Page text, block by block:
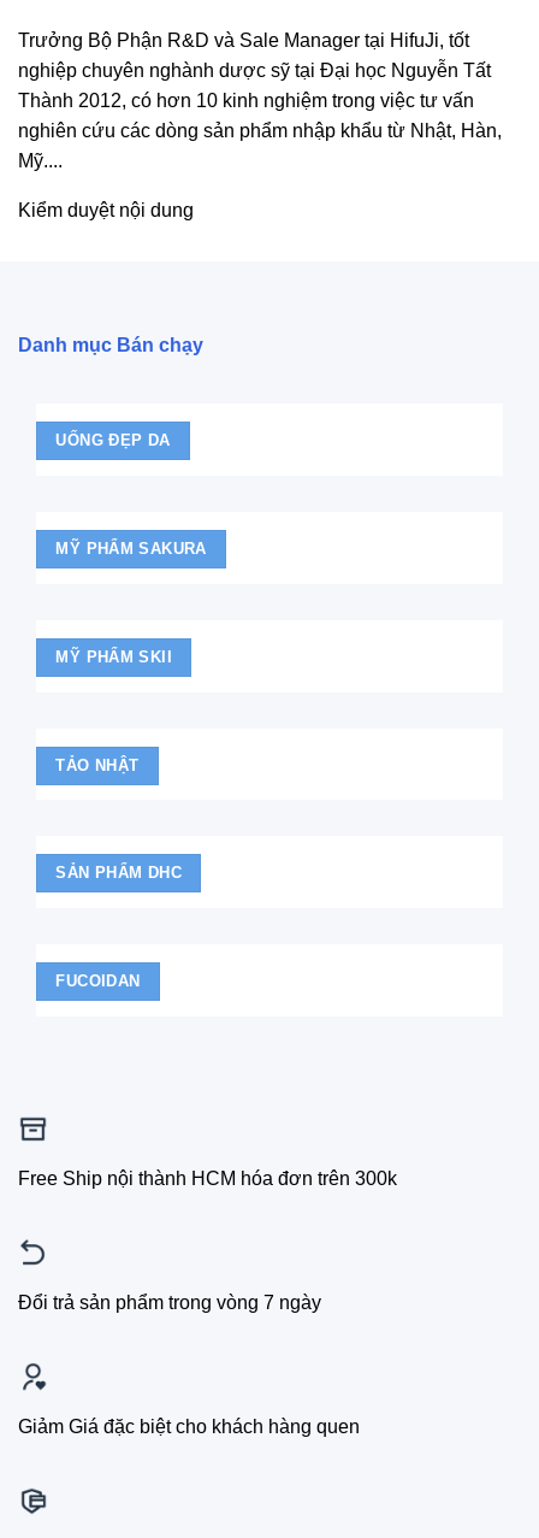
Trưởng Bộ Phận R&D và Sale Manager tại HifuJi, tốt
nghiệp chuyên nghành dược sỹ tại Đại học Nguyễn Tất
Thành 2012, có hơn 10 kinh nghiệm trong việc tư vấn
nghiên cứu các dòng sản phẩm nhập khẩu từ Nhật, Hàn,
Mỹ....
Kiểm duyệt nội dung
Danh mục Bán chạy
UỐNG ĐẸP DA
MỸ PHẨM SAKURA
MỸ PHẨM SKII
TẢO NHẬT
SẢN PHẨM DHC
FUCOIDAN
Free Ship nội thành HCM hóa đơn trên 300k
Đổi trả sản phẩm trong vòng 7 ngày
Giảm Giá đặc biệt cho khách hàng quen